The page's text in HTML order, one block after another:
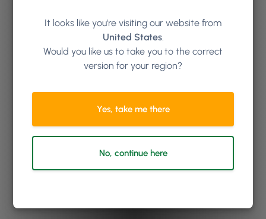
It looks like you're visiting our website from
United States.
Would you like us to take you to the correct
version for your region?
Yes, take me there
No, continue here